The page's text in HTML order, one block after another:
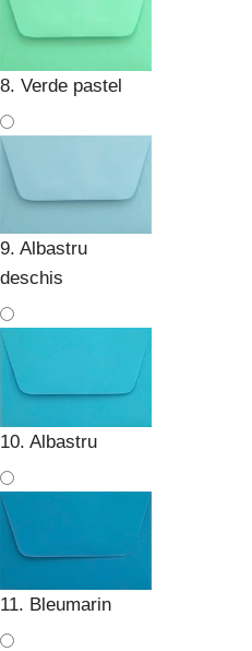
8. Verde pastel
9. Albastru
deschis
10. Albastru
11. Bleumarin